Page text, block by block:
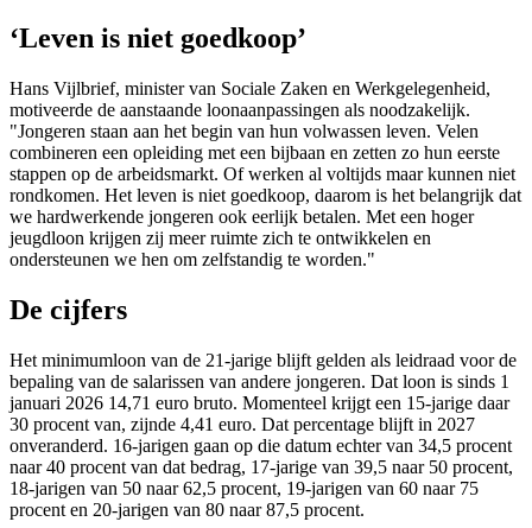
‘Leven is niet goedkoop’
Hans Vijlbrief, minister van Sociale Zaken en Werkgelegenheid,
motiveerde de aanstaande loonaanpassingen als noodzakelijk.
"Jongeren staan aan het begin van hun volwassen leven. Velen
combineren een opleiding met een bijbaan en zetten zo hun eerste
stappen op de arbeidsmarkt. Of werken al voltijds maar kunnen niet
rondkomen. Het leven is niet goedkoop, daarom is het belangrijk dat
we hardwerkende jongeren ook eerlijk betalen. Met een hoger
jeugdloon krijgen zij meer ruimte zich te ontwikkelen en
ondersteunen we hen om zelfstandig te worden."
De cijfers
Het minimumloon van de 21-jarige blijft gelden als leidraad voor de
bepaling van de salarissen van andere jongeren. Dat loon is sinds 1
januari 2026 14,71 euro bruto. Momenteel krijgt een 15-jarige daar
30 procent van, zijnde 4,41 euro. Dat percentage blijft in 2027
onveranderd. 16-jarigen gaan op die datum echter van 34,5 procent
naar 40 procent van dat bedrag, 17-jarige van 39,5 naar 50 procent,
18-jarigen van 50 naar 62,5 procent, 19-jarigen van 60 naar 75
procent en 20-jarigen van 80 naar 87,5 procent.